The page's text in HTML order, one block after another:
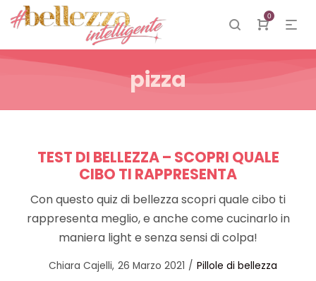
0
pizza
TEST DI BELLEZZA – SCOPRI QUALE
CIBO TI RAPPRESENTA
Con questo quiz di bellezza scopri quale cibo ti
rappresenta meglio, e anche come cucinarlo in
maniera light e senza sensi di colpa!
byChiara Cajelli Posted
26 Marzo 2021
Posted
Pillole di bellezza